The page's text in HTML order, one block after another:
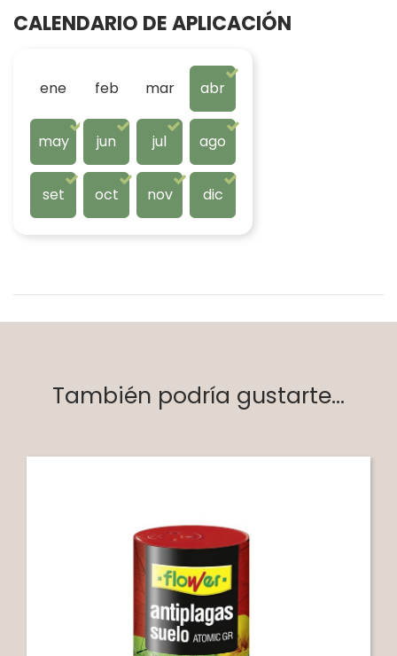
CALENDARIO DE APLICACIÓN
ene feb mar abr
may jun jul ago
set oct nov dic
También podría gustarte...